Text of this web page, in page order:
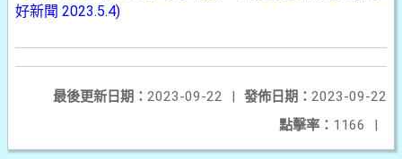
好新聞 2023.5.4)
發佈日期： 2023-09-22
最後更新日期： 2023-09-22
|
點擊率： 1166 |